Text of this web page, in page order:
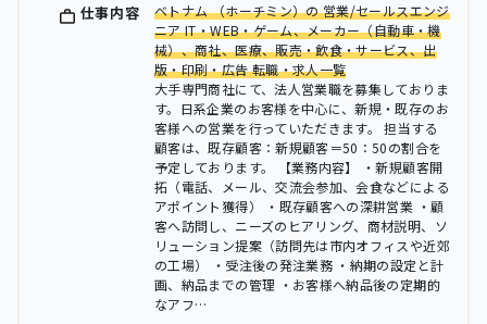
仕事内容
ベトナム （ホーチミン）の 営業/セールスエンジ
ニア IT・WEB・ゲーム、メーカー（自動車・機
械）、商社、医療、販売・飲食・サービス、出
版・印刷・広告 転職・求人一覧
大手専門商社にて、法人営業職を募集しておりま
す。日系企業のお客様を中心に、新規・既存のお
客様への営業を行っていただきます。 担当する
顧客は、既存顧客：新規顧客＝50：50の割合を
予定しております。 【業務内容】 ・新規顧客開
拓（電話、メール、交流会参加、会食などによる
アポイント獲得） ・既存顧客への深耕営業 ・顧
客へ訪問し、ニーズのヒアリング、商材説明、ソ
リューション提案（訪問先は市内オフィスや近郊
の工場） ・受注後の発注業務 ・納期の設定と計
画、納品までの管理 ・お客様へ納品後の定期的
なアフ…